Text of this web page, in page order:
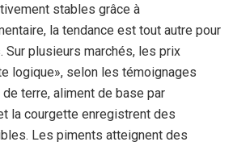
stables grâce à
la tendance est tout autre pour
plusieurs marchés, les prix
logique», selon les témoignages
terre, aliment de base par
la courgette enregistrent des
Les piments atteignent des